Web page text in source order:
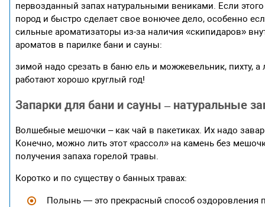
первозданный запах натуральными вениками. Если
пород и быстро сделает свое вонючее дело, особенно
сильные ароматизаторы из-за наличия «скипидаров»
ароматов в парилке бани и сауны:
зимой надо срезать в баню ель и можжевельник, пихту,
работают хорошо круглый год!
Запарки для бани и сауны – натуральные
Волшебные мешочки – как чай в пакетиках. Их надо
Конечно, можно лить этот «рассол» на камень без
получения запаха горелой травы.
Коротко и по существу о банных травах:
Полынь — это прекрасный способ оздоровления